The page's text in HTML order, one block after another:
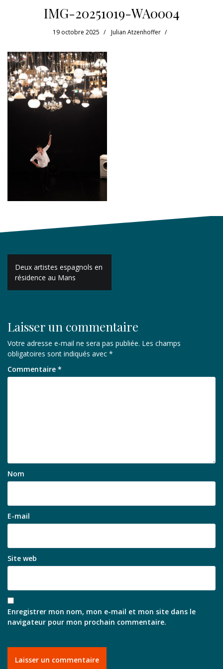
IMG-20251019-WA0004
19 octobre 2025 Julian Atzenhoffer
Navigation
de
l’article
Deux artistes espagnols en
résidence au Mans
Laisser un commentaire
Votre adresse e-mail ne sera pas publiée. Les champs
obligatoires sont indiqués avec *
Commentaire *
Nom
E-mail
Site web
Enregistrer mon nom, mon e-mail et mon site dans le
navigateur pour mon prochain commentaire.